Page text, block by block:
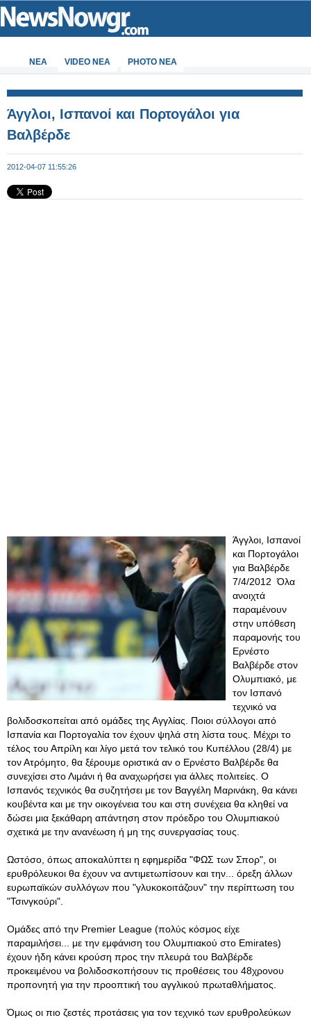
ΝΕΑ VIDEO NEA PHOTO NEA
Άγγλοι, Ισπανοί και Πορτογάλοι για
Βαλβέρδε
2012-04-07 11:55:26
Άγγλοι, Ισπανοί
και Πορτογάλοι
για Βαλβέρδε
7/4/2012 Όλα
ανοιχτά
παραμένουν
στην υπόθεση
παραμονής του
Ερνέστο
Βαλβέρδε στον
Ολυμπιακό, με
τον Ισπανό
τεχνικό να
βολιδοσκοπείται από ομάδες της Αγγλίας. Ποιοι σύλλογοι από
Ισπανία και Πορτογαλία τον έχουν ψηλά στη λίστα τους. Μέχρι το
τέλος του Απρίλη και λίγο μετά τον τελικό του Κυπέλλου (28/4) με
τον Ατρόμητο, θα ξέρουμε οριστικά αν ο Ερνέστο Βαλβέρδε θα
συνεχίσει στο Λιμάνι ή θα αναχωρήσει για άλλες πολιτείες. Ο
Ισπανός τεχνικός θα συζητήσει με τον Βαγγέλη Μαρινάκη, θα κάνει
κουβέντα και με την οικογένεια του και στη συνέχεια θα κληθεί να
δώσει μια ξεκάθαρη απάντηση στον πρόεδρο του Ολυμπιακού
σχετικά με την ανανέωση ή μη της συνεργασίας τους.
Ωστόσο, όπως αποκαλύπτει η εφημερίδα "ΦΩΣ των Σπορ", οι
ερυθρόλευκοι θα έχουν να αντιμετωπίσουν και την... όρεξη άλλων
ευρωπαϊκών συλλόγων που "γλυκοκοιτάζουν" την περίπτωση του
"Τσινγκούρι".
Ομάδες από την Premier League (πολύς κόσμος είχε
παραμιλήσει... με την εμφάνιση του Ολυμπιακού στο Emirates)
έχουν ήδη κάνει κρούση προς την πλευρά του Βαλβέρδε
προκειμένου να βολιδοσκοπήσουν τις προθέσεις του 48χρονου
προπονητή για την προοπτική του αγγλικού πρωταθλήματος.
Όμως οι πιο ζεστές προτάσεις για τον τεχνικό των ερυθρολεύκων